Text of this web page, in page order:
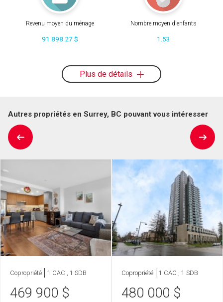
Revenu moyen du ménage
91 898.27 $
Nombre moyen d'enfants
1.53
Plus de détails
Autres propriétés en Surrey, BC pouvant vous intéresser
Copropriété 1 CAC , 1 SDB
469 900 $
Copropriété 1 CAC , 1 SDB
480 000 $